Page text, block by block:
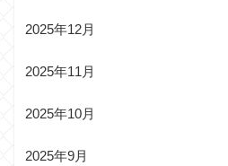
2025年12月
2025年11月
2025年10月
2025年9月